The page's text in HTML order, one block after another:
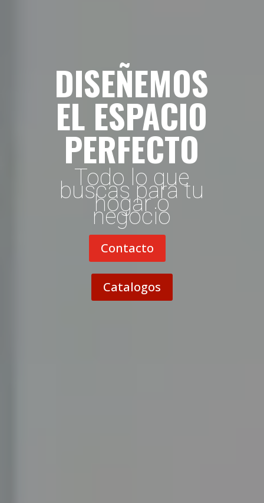
DISEÑEMOS
EL ESPACIO
PERFECTO
Todo lo que
buscas para tu
hogar o
negocio
Contacto
Catalogos